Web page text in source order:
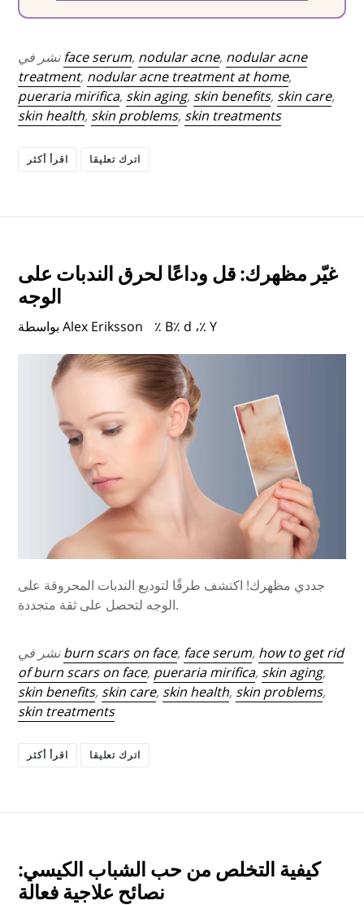
نشر فيface serum, nodular acne, nodular acne
treatment, nodular acne treatment at home,
pueraria mirifica, skin aging, skin benefits, skin care,
skin health, skin problems, skin treatments
اقرأ أكثر اترك تعليقا
غيّر مظهرك: قل وداعًا لحرق الندبات على
الوجه
بواسطة Alex Eriksson ٪ B٪ d ،٪ Y
جددي مظهرك! اكتشف طرقًا لتوديع الندبات المحروقة على
الوجه لتحصل على ثقة متجددة.
نشر فيburn scars on face, face serum, how to get rid
of burn scars on face, pueraria mirifica, skin aging,
skin benefits, skin care, skin health, skin problems,
skin treatments
اقرأ أكثر اترك تعليقا
كيفية التخلص من حب الشباب الكيسي:
نصائح علاجية فعالة